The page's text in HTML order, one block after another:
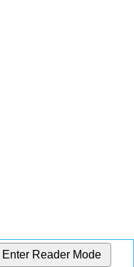
Enter Reader Mode